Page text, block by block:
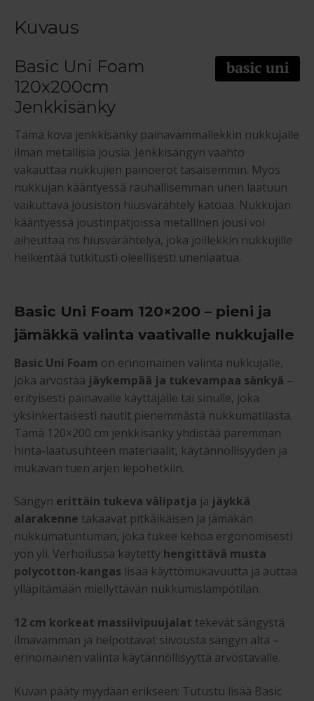
Kuvaus
Basic Uni Foam
120x200cm
Jenkkisänky
Tämä kova jenkkisänky painavammallekkin nukkujalle
ilman metallisia jousia. Jenkkisängyn vaahto
vakauttaa nukkujien painoerot tasaisemmin. Myös
nukkujan kääntyessä rauhallisemman unen laatuun
vaikuttava jousiston hiusvärähtely katoaa. Nukkujan
kääntyessä joustinpatjoissa metallinen jousi voi
aiheuttaa ns hiusvärähtelyä, joka joillekkin nukkujille
heikentää tutkitusti oleellisesti unenlaatua.
Basic Uni Foam 120×200 – pieni ja
jämäkkä valinta vaativalle nukkujalle
Basic Uni Foam on erinomainen valinta nukkujalle,
joka arvostaa jäykempää ja tukevampaa sänkyä –
erityisesti painavalle käyttäjälle tai sinulle, joka
yksinkertaisesti nautit pienemmästä nukkumatilasta.
Tämä 120×200 cm jenkkisänky yhdistää paremman
hinta-laatusuhteen materiaalit, käytännöllisyyden ja
mukavan tuen arjen lepohetkiin.
Sängyn erittäin tukeva välipatja ja jäykkä
alarakenne takaavat pitkäikäisen ja jämäkän
nukkumatuntuman, joka tukee kehoa ergonomisesti
yön yli. Verhoilussa käytetty hengittävä musta
polycotton-kangas lisää käyttömukavuutta ja auttaa
ylläpitämään miellyttävän nukkumislämpötilan.
12 cm korkeat massiivipuujalat tekevät sängystä
ilmavamman ja helpottavat siivousta sängyn alta –
erinomainen valinta käytännöllisyyttä arvostavalle.
Kuvan pääty myydään erikseen: Tutustu lisää Basic